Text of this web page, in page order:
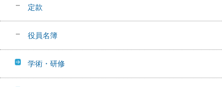
定款
役員名簿
学術・研修